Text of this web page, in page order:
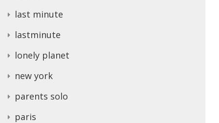
last minute
lastminute
lonely planet
new york
parents solo
paris